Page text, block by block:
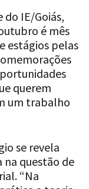
IE/Goiás,
é mês
estágios pelas
querem
um trabalho
se revela
questão de
“Na